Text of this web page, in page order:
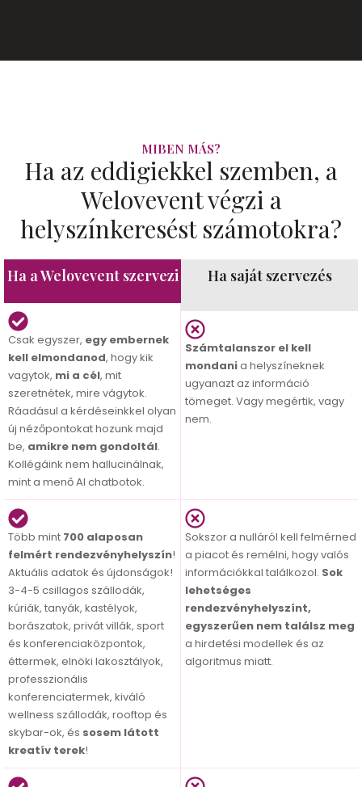
MIBEN MÁS?
Ha az eddigiekkel szemben, a
Welovevent végzi a
helyszínkeresést számotokra?
Ha a Welovevent szervezi
Csak egyszer, egy embernek
kell elmondanod, hogy kik
vagytok, mi a cél, mit
szeretnétek, mire vágytok.
Ráadásul a kérdéseinkkel olyan
új nézőpontokat hozunk majd
be, amikre nem gondoltál.
Kollégáink nem hallucinálnak,
mint a menő AI chatbotok.
Ha saját szervezés
Számtalanszor el kell
mondania helyszíneknek
ugyanazt az információ
tömeget. Vagy megértik, vagy
nem.
Több mint 700 alaposan
felmért rendezvényhelyszín!
Aktuális adatok és újdonságok!
3-4-5 csillagos szállodák,
kúriák, tanyák, kastélyok,
borászatok, privát villák, sport
és konferenciaközpontok,
éttermek, elnöki lakosztályok,
professzionális
konferenciatermek, kiváló
wellness szállodák, rooftop és
skybar-ok, és sosem látott
kreatív terek!
Sokszor a nulláról kell felmérned
a piacot és remélni, hogy valós
információkkal találkozol. Sok
lehetséges
rendezvényhelyszínt,
egyszerűen nem találsz meg
a hirdetési modellek és az
algoritmus miatt.